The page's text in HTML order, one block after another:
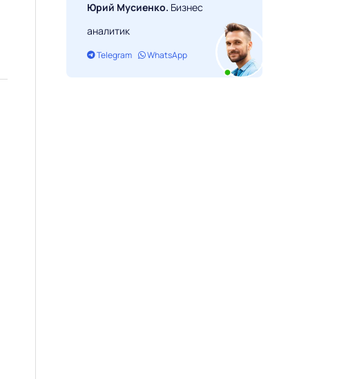
Юрий Мусиенко. Бизнес
аналитик
Telegram WhatsApp